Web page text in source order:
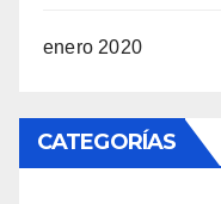
enero 2020
CATEGORÍAS